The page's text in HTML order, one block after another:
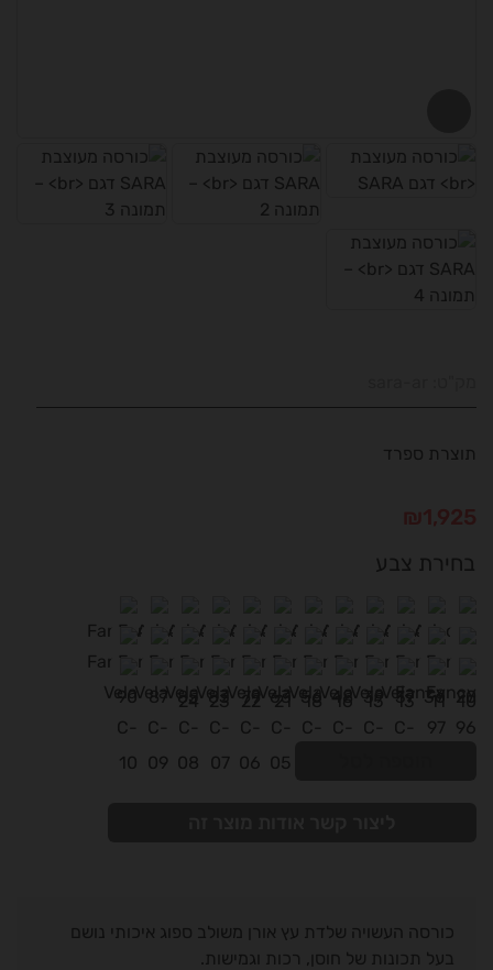
תוצרת ספרד
בחירת צבע
כורסה העשויה שלדת עץ אורן משולב ספוג איכותי נושם
בעל תכונות של חוסן, רכות וגמישות.